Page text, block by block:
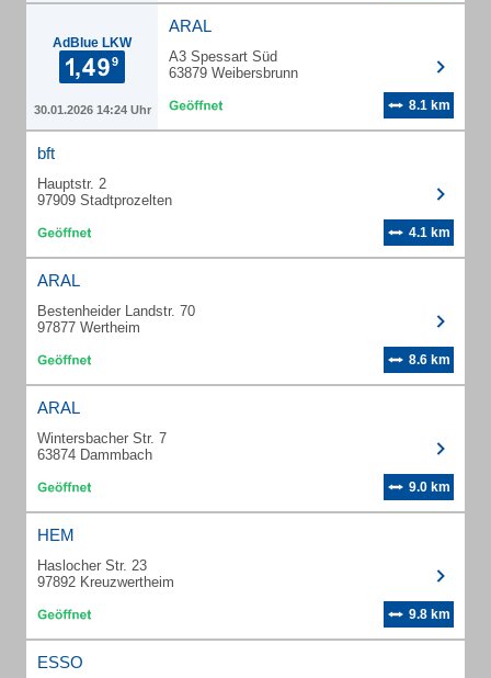
AdBlue LKW
30.01.2026 14:24 Uhr
ARAL
A3 Spessart Süd
63879 Weibersbrunn
8.1 km
bft
Hauptstr. 2
97909 Stadtprozelten
4.1 km
ARAL
Bestenheider Landstr. 70
97877 Wertheim
8.6 km
ARAL
Wintersbacher Str. 7
63874 Dammbach
9.0 km
HEM
Haslocher Str. 23
97892 Kreuzwertheim
9.8 km
ESSO